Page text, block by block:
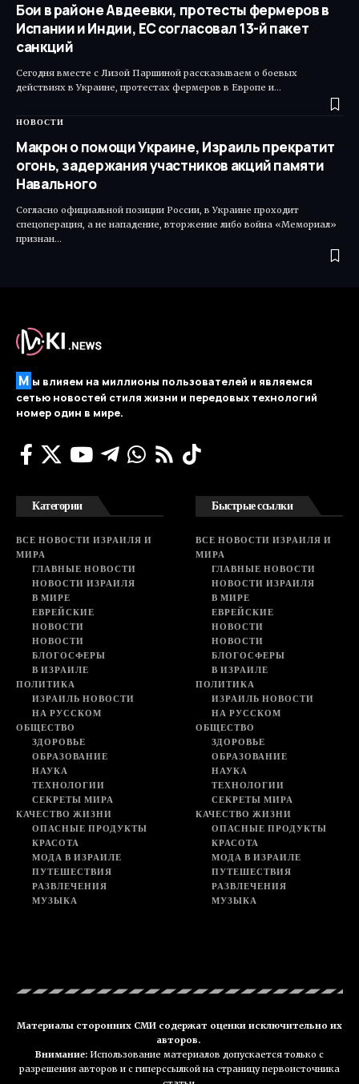
Бои в районе Авдеевки, протесты фермеров в
Испании и Индии, ЕС согласовал 13-й пакет
санкций
Сегодня вместе с Лизой Паршиной рассказываем о боевых
действиях в Украине, протестах фермеров в Европе и…
НОВОСТИ
Макрон о помощи Украине, Израиль прекратит
огонь, задержания участников акций памяти
Навального
Согласно официальной позиции России, в Украине проходит
спецоперация, а не нападение, вторжение либо война «Мемориал»
признан…
М ы влияем на миллионы пользователей и являемся
сетью новостей стиля жизни и передовых технологий
номер один в мире.
Категории
ВСЕ НОВОСТИ ИЗРАИЛЯ И
МИРА
ГЛАВНЫЕ НОВОСТИ
НОВОСТИ ИЗРАИЛЯ
В МИРЕ
ЕВРЕЙСКИЕ
НОВОСТИ
НОВОСТИ
БЛОГОСФЕРЫ
В ИЗРАИЛЕ
ПОЛИТИКА
ИЗРАИЛЬ НОВОСТИ
НА РУССКОМ
ОБЩЕСТВО
ЗДОРОВЬЕ
ОБРАЗОВАНИЕ
НАУКА
ТЕХНОЛОГИИ
СЕКРЕТЫ МИРА
КАЧЕСТВО ЖИЗНИ
ОПАСНЫЕ ПРОДУКТЫ
КРАСОТА
МОДА В ИЗРАИЛЕ
ПУТЕШЕСТВИЯ
РАЗВЛЕЧЕНИЯ
МУЗЫКА
Быстрые ссылки
ВСЕ НОВОСТИ ИЗРАИЛЯ И
МИРА
ГЛАВНЫЕ НОВОСТИ
НОВОСТИ ИЗРАИЛЯ
В МИРЕ
ЕВРЕЙСКИЕ
НОВОСТИ
НОВОСТИ
БЛОГОСФЕРЫ
В ИЗРАИЛЕ
ПОЛИТИКА
ИЗРАИЛЬ НОВОСТИ
НА РУССКОМ
ОБЩЕСТВО
ЗДОРОВЬЕ
ОБРАЗОВАНИЕ
НАУКА
ТЕХНОЛОГИИ
СЕКРЕТЫ МИРА
КАЧЕСТВО ЖИЗНИ
ОПАСНЫЕ ПРОДУКТЫ
КРАСОТА
МОДА В ИЗРАИЛЕ
ПУТЕШЕСТВИЯ
РАЗВЛЕЧЕНИЯ
МУЗЫКА
Материалы сторонних СМИ содержат оценки исключительно их
авторов.
Внимание: Использование материалов допускается только с
разрешения авторов и с гиперссылкой на страницу первоисточника